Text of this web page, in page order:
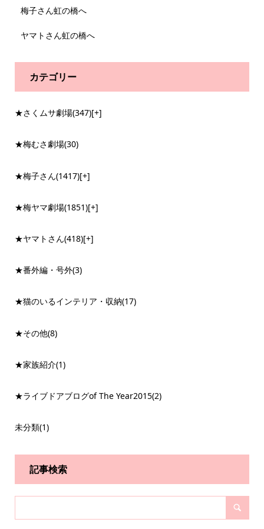
梅子さん虹の橋へ
ヤマトさん虹の橋へ
カテゴリー
★さくムサ劇場(347)[+]
★梅むさ劇場(30)
★梅子さん(1417)[+]
★梅ヤマ劇場(1851)[+]
★ヤマトさん(418)[+]
★番外編・号外(3)
★猫のいるインテリア・収納(17)
★その他(8)
★家族紹介(1)
★ライブドアブログof The Year2015(2)
未分類(1)
記事検索